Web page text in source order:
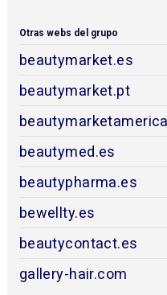
Otras webs del grupo
beautymarket.es
beautymarket.pt
beautymed.es
beautypharma.es
bewellty.es
beautycontact.es
gallery-hair.com